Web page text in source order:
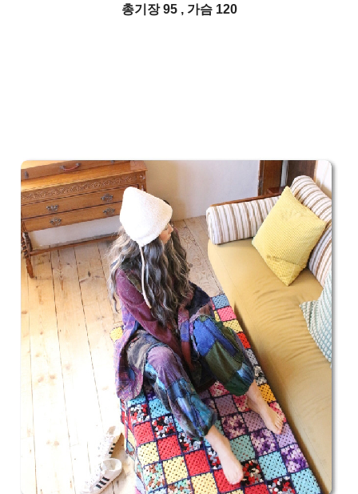
총기장 95 , 가슴 120